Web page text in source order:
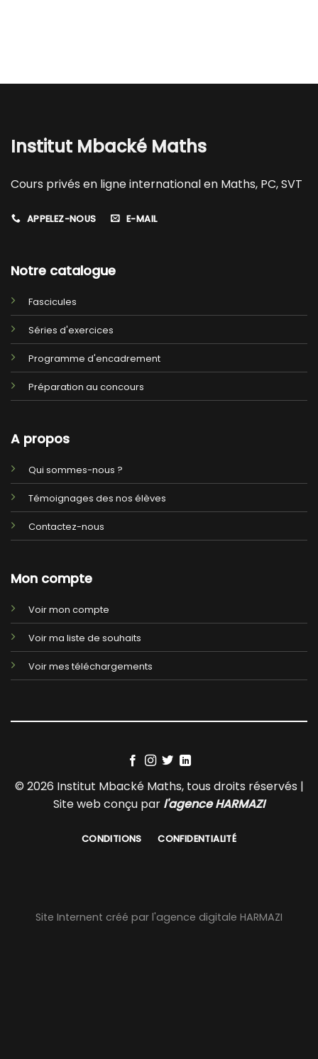
Institut Mbacké Maths
Cours privés en ligne international en Maths, PC, SVT
APPELEZ-NOUS E-MAIL
Notre catalogue
Fascicules
Séries d'exercices
Programme d'encadrement
Préparation au concours
A propos
Qui sommes-nous ?
Témoignages des nos élèves
Contactez-nous
Mon compte
Voir mon compte
Voir ma liste de souhaits
Voir mes téléchargements
© 2026 Institut Mbacké Maths, tous droits réservés |
Site web conçu par l'agence HARMAZI
CONDITIONS CONFIDENTIALITÉ
Site Internent créé par l'agence digitale HARMAZI